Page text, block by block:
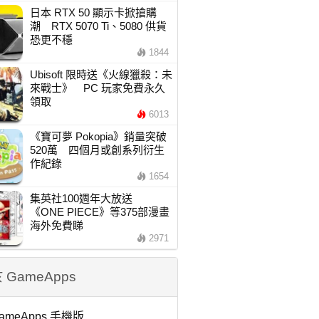
日本 RTX 50 顯示卡掀搶購
潮 RTX 5070 Ti、5080 供貨
恐更不穩
1844
Ubisoft 限時送《火線獵殺：未
來戰士》 PC 玩家免費永久
領取
6013
《寶可夢 Pokopia》銷量突破
520萬 四個月或創系列衍生
作紀錄
1654
集英社100週年大放送
《ONE PIECE》等375部漫畫
海外免費睇
2971
GameApps
手機版